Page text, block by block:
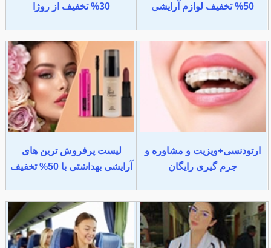
50% تخفیف لوازم آرایشی
30% تخفیف از روژا
ارتودنسی+ویزیت و مشاوره و
جرم گیری رایگان
لیست پرفروش ترین های
آرایشی بهداشتی با 50% تخفیف